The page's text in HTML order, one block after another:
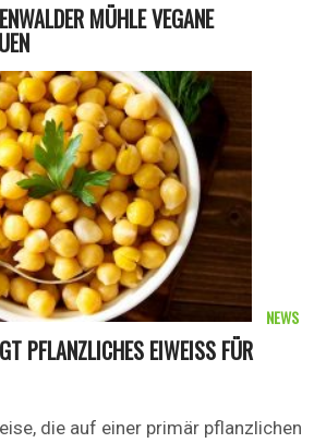
MÜHLE VEGANE
PFLANZLICHES EIWEISS FÜR U
die auf einer primär pflanzlichen
NEWS